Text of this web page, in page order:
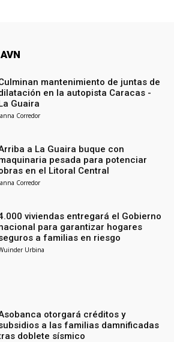
mantenimiento de juntas de
en la autopista Caracas -
La Guaira
Corredor
a La Guaira buque con
pesada para potenciar
en el Litoral Central
Corredor
viviendas entregará el Gobierno
para garantizar hogares
a familias en riesgo
Urbina
otorgará créditos y
a las familias damnificadas
doblete sísmico